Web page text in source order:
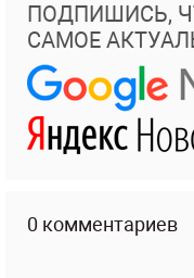
ПОДПИШИСЬ,
САМОЕ
0 комментариев